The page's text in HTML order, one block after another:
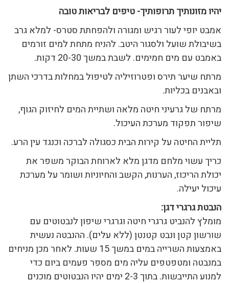
יהיו מזונותיך תרופותיך- טיפים לבריאות טובה
אמבט יופי לעור רגיש ומגורה ולהפחתת סטרס- למלא גרב
בשיבולת שועל ולסגור היטב. להניח מתחת למים זורמים
באמבט עם מים חמימים. לשבת במשך 20-30 דקות.
מרתח שיער תירס ופטרוזיליה לטיפול במחלות בדרכי השתן
ובאבנים בכליות.
מרתח של גרעיני חיטה מלאה ושתיית המים לחיזוק הגוף,
שיפור תפקוד מערכת העיכול.
תליית החיטה על קירות הבית כסגולה לברכה וכנגד עין הרע.
כריך עשוי מלחם מדגן מלא לארוחת הבוקר משפר את
יכולת הריכוז, הערנות, הקשב והחיוניות ושומר על מערכת
עיכול יעילה.
הנבטת גרגרי דגן:
מומלץ להנביט גרגרי חיטה וגרגרי שיפון לנבטוטים עם
שורשון קטן ונבט קטנטן (ללא עלים). ההנבטה נעשית
באמצעות השרייה במים במשך 15 שעות. לאחר מכן מניחים
במנבטה ומטפטפים עליה מים מספר פעמים ביום כדי
למנוע התייבשות. בתוך 2-3 ימים יהיו הנבטוטים מוכנים